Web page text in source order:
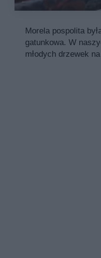
Morela pospolita
gatunkowa. W
młodych drzewek